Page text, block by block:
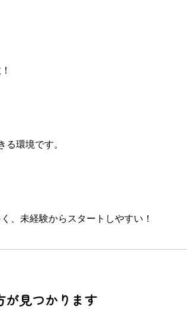
環境です。
、未経験からスタートしやすい！
が見つかります